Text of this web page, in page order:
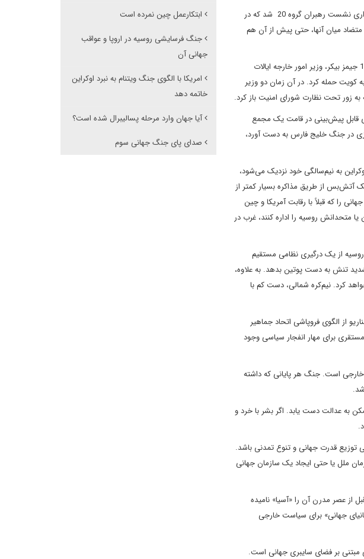
جورج دبلیو بوش، رئیس جمهوری ایالات متحده امریکا پس از ورشکستگی «لیمان برادرز» در سپتامبر 2008، خواستار برگزاری نشست رهبران گروه 20 شد که در
متضاد میان آنها، حتی پیش از آن هم
با این حال، تهاجم آشکار یکی از اعضای دائمی شورای امنیت سازمان ملل برای نظم جهانی ویرانگر بوده است. در اوت 1990 جیمز بیکر، وزیر امور خارجه ایالات
کویت حمله کرد. در آن زمان دو وزیر
به زور تحت نظارت شورای امنیت باز کرد.
قابل پیش‌بینی در قامت یک مجمع
در جنگ خلیج فارس به دست آورد،
به نیم‌سالگی خود نزدیک می‌شود،
آتش‌بس از طریق مذاکره بسیار کمتر از
جهانی را که قبلاً با رقابت آمریکا و چین
یا متحدانش روسیه را اداره کنند، غرب در
روسیه از یک درگیری نظامی مستقیم
تنش به دست پوتین بدهد. به علاوه،
کرد. نیم‌کره شمالی، دست کم با
از الگوی فروپاشی اتحاد جماهیر
مستقری برای مهار انفجار سیاسی وجود
خارجی است. جنگ هر پایانی که داشته
به عدالت دست یابد. اگر بشر با خرد و
توزیع قدرت جهانی و تنوع تمدنی باشد.
ملل یا حتی ایجاد یک سازمان جهانی
از عصر مدرن آن را «آسیا» ‌نامیده
جهانی» برای سیاست خارجی
مبتنی بر فضای سایبری جهانی است.
ابتکارعمل چین نمرده است
جنگ فرسایشی روسیه در اروپا و عواقب
جهانی آن
امریکا با الگوی جنگ ویتنام به نبرد اوکراین
خاتمه دهد
آیا جهان وارد مرحله پسالیبرال شده است؟
صدای پای جنگ جهانی سوم